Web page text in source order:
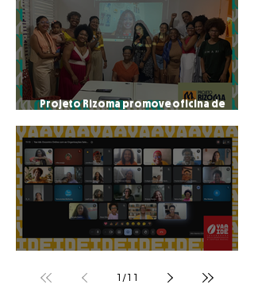
Projeto Rizoma promove oficina de
mais um módulo do ciclo formativo
1 /11